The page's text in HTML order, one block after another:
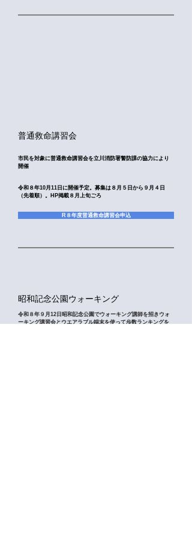
​普通救命講習会
市民を対象に普通救命講習会を立川消防署警防課の協力により
開催
​令和８年10月11日に開催予定。募集は８月５日から９月４日
（先着順）。HP掲載８月上旬ごろ
R８年度普通救命講習会申込
​昭和記念公園ウォーキング
令和８年９月12日昭和記念公園でウォーキング講師を招きウォ
ーキング講習会とウエアラブル端末を使って歩数ランキングを